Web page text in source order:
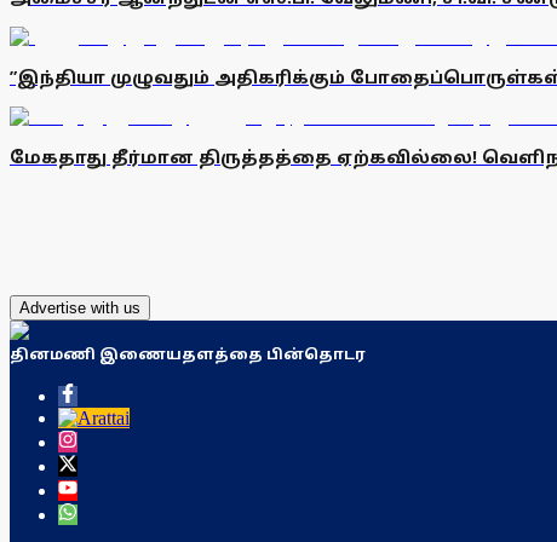
”இந்தியா முழுவதும் அதிகரிக்கும் போதைப்பொருள்கள்”
மேகதாது தீர்மான திருத்தத்தை ஏற்கவில்லை!
Advertise with us
தினமணி இணையதளத்தை பின்தொடர